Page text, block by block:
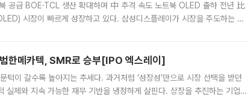
공급 BOE·TCL 생산 확대하며 中 추격 속도 노트북 OLED 출하 전년 比
시장이 빠르게 성장하고 있다. 삼성디스플레이가 시장을 주도하는 가
한메카텍, SMR로 승부[IPO 엑스레이]
이 갈수록 높아지는 추세다. 과거처럼 ‘성장성’만으로 시장 선택을 받던
실체와 지속 가능한 재무 기반을 냉정하게 살핀다. 상장을 추진하는 기업들